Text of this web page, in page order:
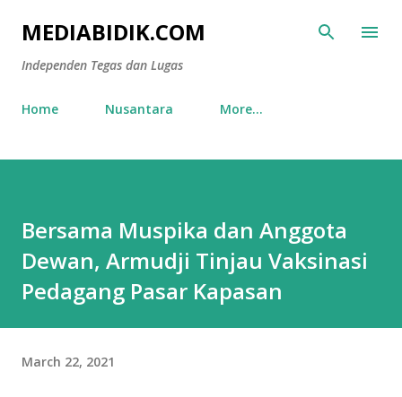
Skip to main content
MEDIABIDIK.COM
Independen Tegas dan Lugas
Home Nusantara More…
Bersama Muspika dan Anggota
Dewan, Armudji Tinjau Vaksinasi
Pedagang Pasar Kapasan
March 22, 2021